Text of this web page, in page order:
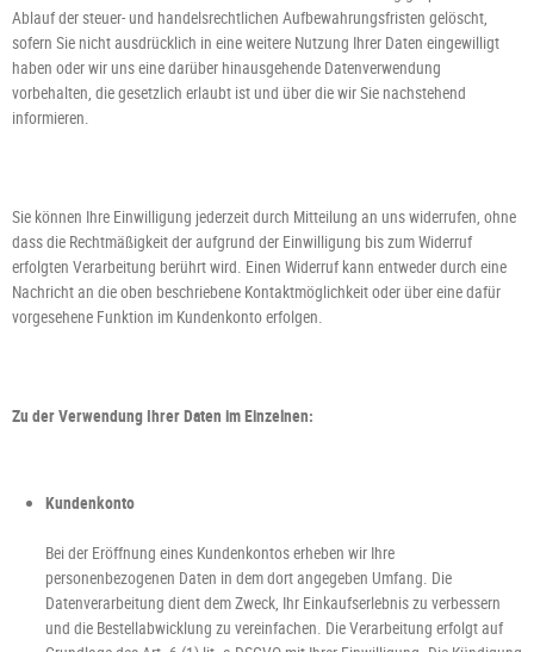
Ablauf der steuer- und handelsrechtlichen Aufbewahrungsfristen gelöscht,
sofern Sie nicht ausdrücklich in eine weitere Nutzung Ihrer Daten eingewilligt
haben oder wir uns eine darüber hinausgehende Datenverwendung
vorbehalten, die gesetzlich erlaubt ist und über die wir Sie nachstehend
informieren.
Sie können Ihre Einwilligung jederzeit durch Mitteilung an uns widerrufen, ohne
dass die Rechtmäßigkeit der aufgrund der Einwilligung bis zum Widerruf
erfolgten Verarbeitung berührt wird. Einen Widerruf kann entweder durch eine
Nachricht an die oben beschriebene Kontaktmöglichkeit oder über eine dafür
vorgesehene Funktion im Kundenkonto erfolgen.
Zu der Verwendung Ihrer Daten im Einzelnen:
Kundenkonto
Bei der Eröffnung eines Kundenkontos erheben wir Ihre
personenbezogenen Daten in dem dort angegeben Umfang. Die
Datenverarbeitung dient dem Zweck, Ihr Einkaufserlebnis zu verbessern
und die Bestellabwicklung zu vereinfachen. Die Verarbeitung erfolgt auf